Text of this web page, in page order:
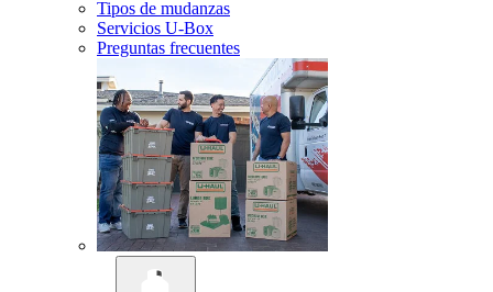
Tipos de mudanzas
Servicios U-Box
Preguntas frecuentes